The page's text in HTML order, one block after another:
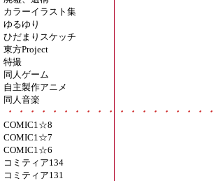
カラーイラスト集
ゆるゆり
ひだまりスケッチ
東方Project
特撮
同人ゲーム
自主製作アニメ
同人音楽
・・・・・・・・・・・・・・・・・・・
COMIC1☆8
COMIC1☆7
COMIC1☆6
コミティア134
コミティア131